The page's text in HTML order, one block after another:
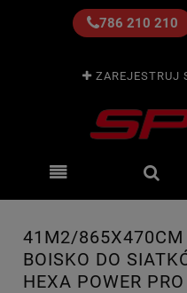
786 210 210
ZAREJESTRUJ
41M2/865X470CM
BOISKO DO
HEXA POWER PRO